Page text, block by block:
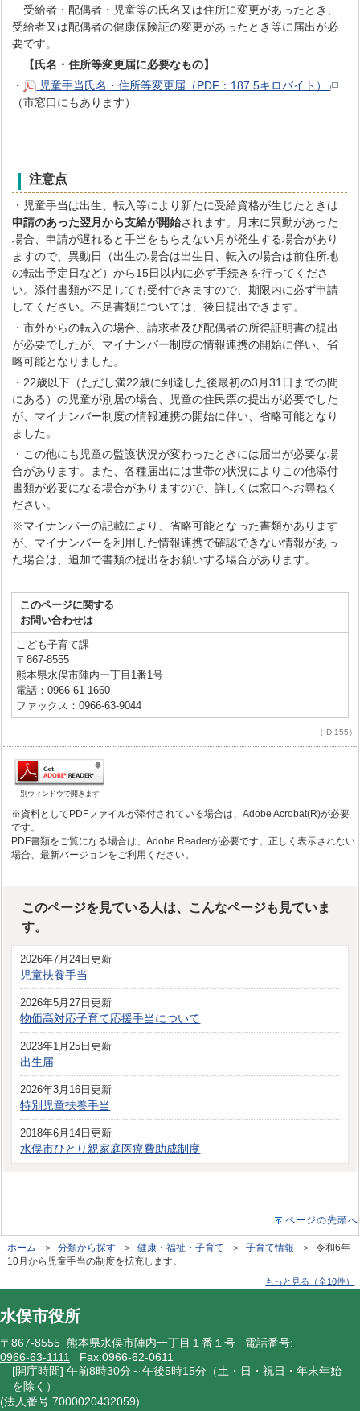
受給者・配偶者・児童等の氏名又は住所に変更があったとき、
受給者又は配偶者の健康保険証の変更があったとき等に届出が必
要です。
【氏名・住所等変更届に必要なもの】
・
児童手当氏名・住所等変更届（PDF：187.5キロバイト）
（市窓口にもあります）
注意点
・児童手当は出生、転入等により新たに受給資格が生じたときは
申請のあった翌月から支給が開始されます。月末に異動があった
場合、申請が遅れると手当をもらえない月が発生する場合があり
ますので、異動日（出生の場合は出生日、転入の場合は前住所地
の転出予定日など）から15日以内に必ず手続きを行ってくださ
い。添付書類が不足しても受付できますので、期限内に必ず申請
してください。不足書類については、後日提出できます。
・市外からの転入の場合、請求者及び配偶者の所得証明書の提出
が必要でしたが、マイナンバー制度の情報連携の開始に伴い、省
略可能となりました。
・22歳以下（ただし満22歳に到達した後最初の3月31日までの間
にある）の児童が別居の場合、児童の住民票の提出が必要でした
が、マイナンバー制度の情報連携の開始に伴い、省略可能となり
ました。
・この他にも児童の監護状況が変わったときには届出が必要な場
合があります。また、各種届出には世帯の状況によりこの他添付
書類が必要になる場合がありますので、詳しくは窓口へお尋ねく
ださい。
※マイナンバーの記載により、省略可能となった書類があります
が、マイナンバーを利用した情報連携で確認できない情報があっ
た場合は、追加で書類の提出をお願いする場合があります。
このページに関する
お問い合わせは
こども子育て課
〒867-8555
熊本県水俣市陣内一丁目1番1号
電話：0966-61-1660
ファックス：0966-63-9044
（ID:155）
別ウィンドウで開きます
※資料としてPDFファイルが添付されている場合は、Adobe Acrobat(R)が必要
です。
PDF書類をご覧になる場合は、Adobe Readerが必要です。正しく表示されない
場合、最新バージョンをご利用ください。
このページを見ている人は、こんなページも見ていま
す。
2026年7月24日更新
児童扶養手当
2026年5月27日更新
物価高対応子育て応援手当について
2023年1月25日更新
出生届
2026年3月16日更新
特別児童扶養手当
2018年6月14日更新
水俣市ひとり親家庭医療費助成制度
ページの先頭へ
ホーム ＞分類から探す ＞健康・福祉・子育て ＞子育て情報
＞ 令和6年
10月から児童手当の制度を拡充します。
もっと見る（全10件）
水俣市役所
〒867-8555 熊本県水俣市陣内一丁目１番１号 電話番号:
0966-63-1111 Fax:0966-62-0611
[開庁時間] 午前8時30分～午後5時15分（土・日・祝日・年末年始
を除く）
(法人番号 7000020432059)